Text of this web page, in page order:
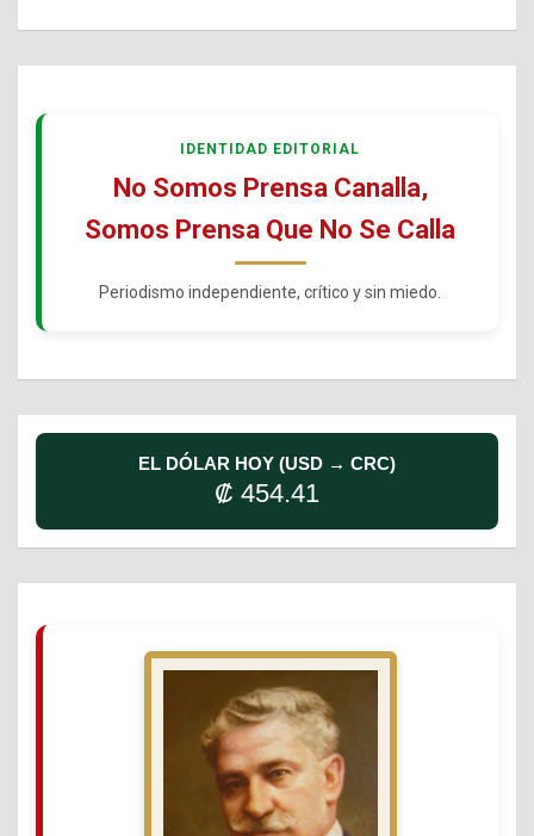
IDENTIDAD EDITORIAL
No Somos Prensa Canalla,
Somos Prensa Que No Se Calla
Periodismo independiente, crítico y sin miedo.
EL DÓLAR HOY (USD → CRC)
₡ 454.41